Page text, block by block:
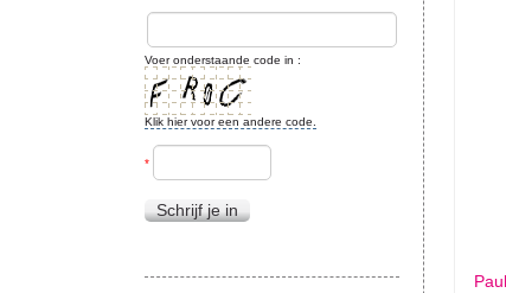
Voer onderstaande code in :
Klik hier voor een andere code.
*
Schrijf je in